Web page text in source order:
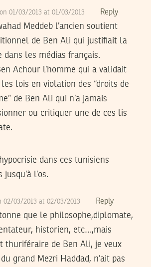
on 01/03/2013 at 01/03/2013 Reply
Meddeb l’ancien soutient
de Ben Ali qui justifiait la
dans les médias français.
Achour l’homme qui a validait
lois en violation des “droits de
de Ben Ali qui n’a jamais
ou critiquer une de ces lis
dans ces tunisiens
l’os.
02/03/2013 at 02/03/2013 Reply
que le philosophe,diplomate,
historien, etc…,mais
thuriféraire de Ben Ali, je veux
grand Mezri Haddad, n’ait pas